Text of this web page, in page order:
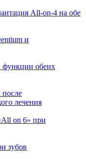
All-on-4 на обе
и
функции обеих
лечения
on 6» при
зубов